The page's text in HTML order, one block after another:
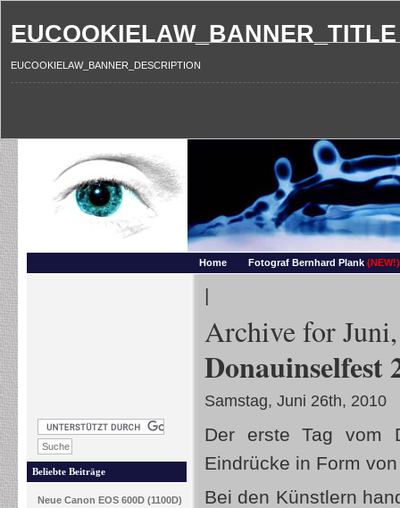
EUCOOKIELAW_BANNER_TITLE
EUCOOKIELAW_BANNER_DESCRIPTION
Home Fotograf Bernhard Plank (NEW!)
Beliebte Beiträge
Neue Canon EOS 600D (1100D)
|
Archive for
Samstag, Juni 26th, 2010
Der erste Tag vom
Eindrücke in Form
Bei den Künstlern